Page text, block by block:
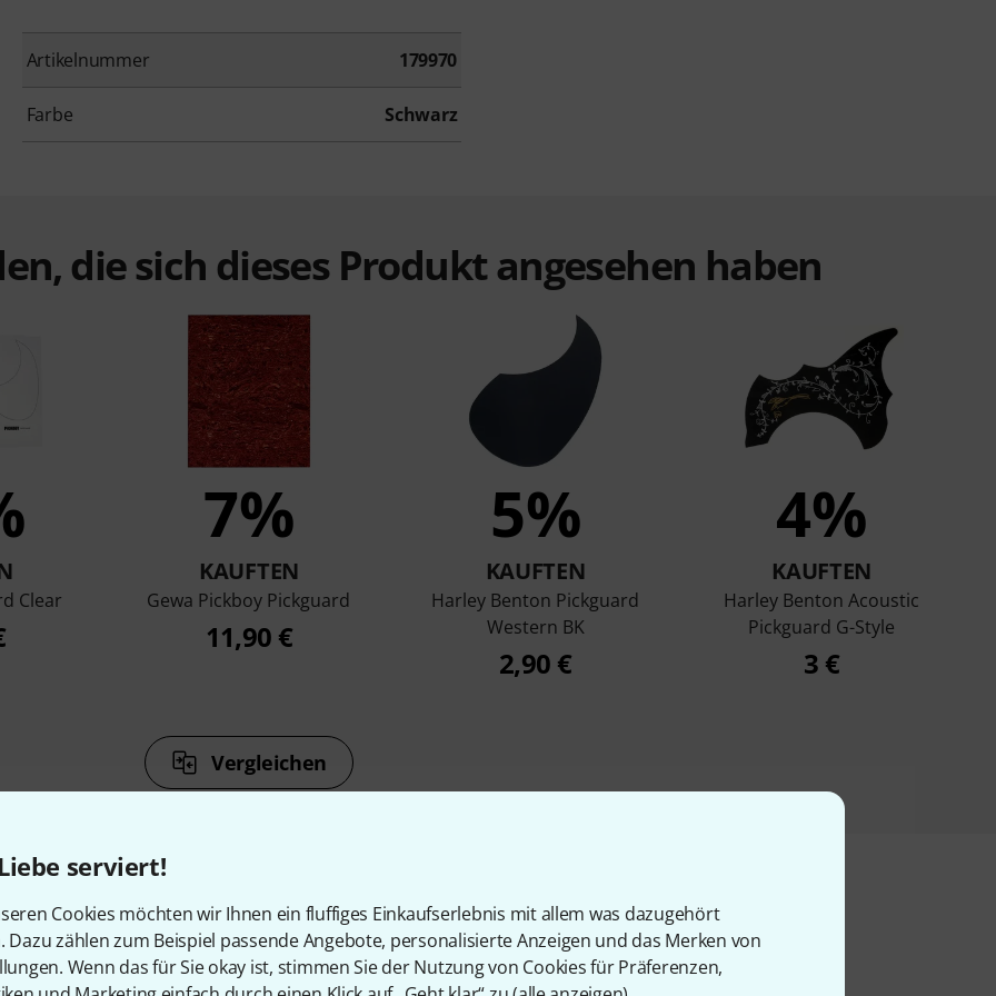
serviert!
Cookies möchten wir Ihnen ein fluffiges Einkaufserlebnis mit allem was dazugehört
Dazu zählen zum Beispiel passende Angebote, personalisierte Anzeigen und das Merken von
Wenn das für Sie okay ist, stimmen Sie der Nutzung von Cookies für Präferenzen,
Artikelnummer 179970
Farbe Schwarz
die sich dieses Produkt angesehen haben
Clear
7%
KAUFTEN
Gewa Pickboy Pickguard
11,90 €
5%
KAUFTEN
Harley Benton Pickguard
Western BK
2,90 €
4%
KAUFTEN
Harley Benton Acoustic
Pickguard G-Style
3 €
Vergleichen
& passende Artikel